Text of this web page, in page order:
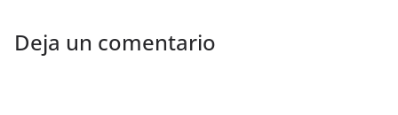
Deja un comentario